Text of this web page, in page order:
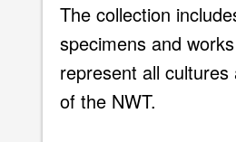
The collection
specimens and
represent all cultures
of the NWT.